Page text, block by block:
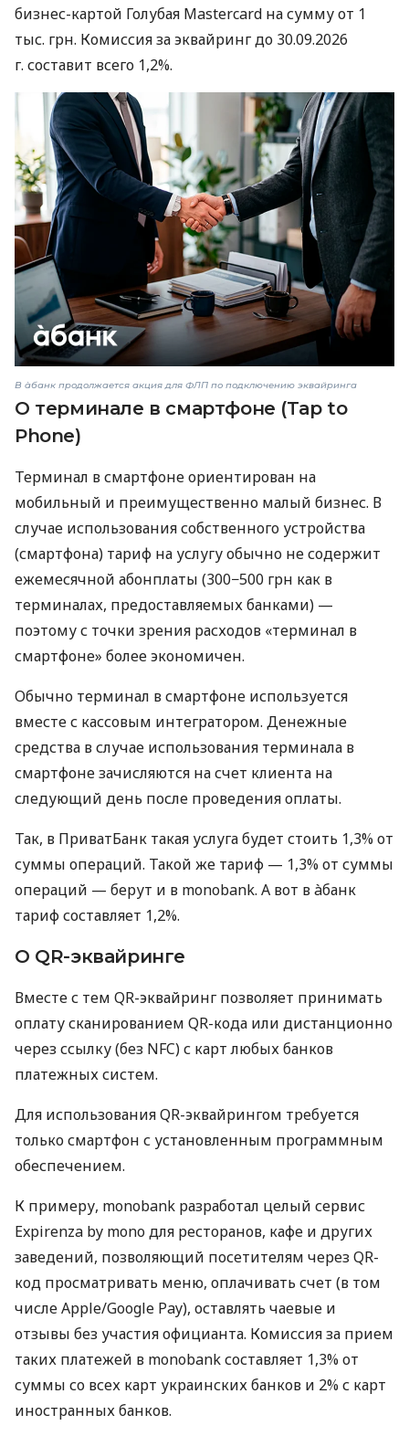
бизнес-картой Голубая Mastercard на сумму от 1
тыс. грн. Комиссия за эквайринг до 30.09.2026
г. составит всего 1,2%.
В àбанк продолжается акция для ФЛП по подключению эквайринга
О терминале в смартфоне (Tap to
Phone)
Терминал в смартфоне ориентирован на
мобильный и преимущественно малый бизнес. В
случае использования собственного устройства
(смартфона) тариф на услугу обычно не содержит
ежемесячной абонплаты (300−500 грн как в
терминалах, предоставляемых банками) —
поэтому с точки зрения расходов «терминал в
смартфоне» более экономичен.
Обычно терминал в смартфоне используется
вместе с кассовым интегратором. Денежные
средства в случае использования терминала в
смартфоне зачисляются на счет клиента на
следующий день после проведения оплаты.
Так, в ПриватБанк такая услуга будет стоить 1,3% от
суммы операций. Такой же тариф — 1,3% от суммы
операций — берут и в monobank. А вот в àбанк
тариф составляет 1,2%.
О QR-эквайринге
Вместе с тем QR-эквайринг позволяет принимать
оплату сканированием QR-кода или дистанционно
через ссылку (без NFC) с карт любых банков
платежных систем.
Для использования QR-эквайрингом требуется
только смартфон с установленным программным
обеспечением.
К примеру, monobank разработал целый сервис
Expirenza by mono для ресторанов, кафе и других
заведений, позволяющий посетителям через QR-
код просматривать меню, оплачивать счет (в том
числе Apple/Google Pay), оставлять чаевые и
отзывы без участия официанта. Комиссия за прием
таких платежей в monobank составляет 1,3% от
суммы со всех карт украинских банков и 2% с карт
иностранных банков.